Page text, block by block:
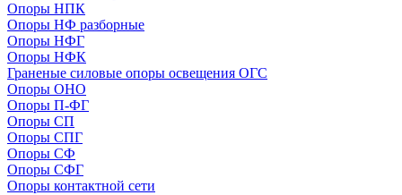
Опоры НПК
Опоры НФ разборные
Опоры НФГ
Опоры НФК
Граненые силовые опоры освещения ОГС
Опоры ОНО
Опоры П-ФГ
Опоры СП
Опоры СПГ
Опоры СФ
Опоры СФГ
Опоры контактной сети